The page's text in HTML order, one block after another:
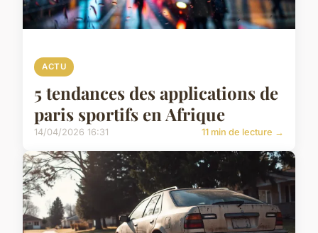
ACTU
5 tendances des applications de
paris sportifs en Afrique
14/04/2026 16:31 11 min de lecture →